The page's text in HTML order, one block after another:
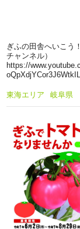
ぎふの田舎へいこう
チャンネル）
https://
東海エリア 岐阜県